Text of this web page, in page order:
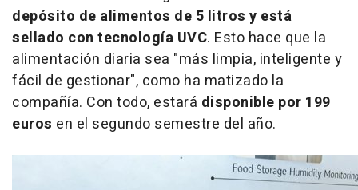
depósito de alimentos de 5 litros y está
sellado con tecnología UVC. Esto hace que la
alimentación diaria sea "más limpia, inteligente y
fácil de gestionar", como ha matizado la
compañía. Con todo, estará disponible por 199
euros en el segundo semestre del año.